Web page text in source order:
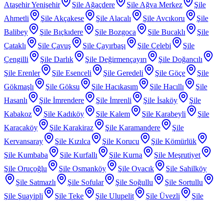
Ataşehir Yenişehir
Şile Ağaçdere Şile Ağva Merkez
Şile
Ahmetli
Şile Akçakese Şile Alacalı Şile Avcıkoru
Şile
Balibey
Şile Bıçkıdere Şile Bozgoca Şile Bucaklı
Şile
Çataklı
Şile Çavuş Şile Çayırbaşı Şile Çelebi
Şile
Çengilli
Şile Darlık Şile Değirmençayırı
Şile Doğancılı
Şile Erenler
Şile Esenceli Şile Geredeli Şile Göçe
Şile
Gökmaşlı
Şile Göksu Şile Hacıkasım Şile Hacıllı
Şile
Hasanlı
Şile İmrendere Şile İmrenli Şile İsaköy
Şile
Kabakoz
Şile Kadıköy Şile Kalem Şile Karabeyli
Şile
Karacaköy
Şile Karakiraz Şile Karamandere
Şile
Kervansaray
Şile Kızılca Şile Korucu
Şile Kömürlük
Şile Kumbaba
Şile Kurfallı Şile Kurna
Şile Meşrutiyet
Şile Oruçoğlu
Şile Osmanköy Şile Ovacık
Şile Sahilköy
Şile Satmazlı
Şile Sofular Şile Soğullu
Şile Sortullu
Şile Şuayipli
Şile Teke Şile Ulupelit Şile Üvezli
Şile